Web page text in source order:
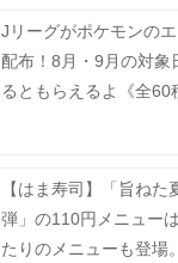
Jリーグがポケモンの
配布！8月・9月の対象
るともらえるよ《全60
【はま寿司】「旨ねた
弾」の110円メニュー
たりのメニューも登場。